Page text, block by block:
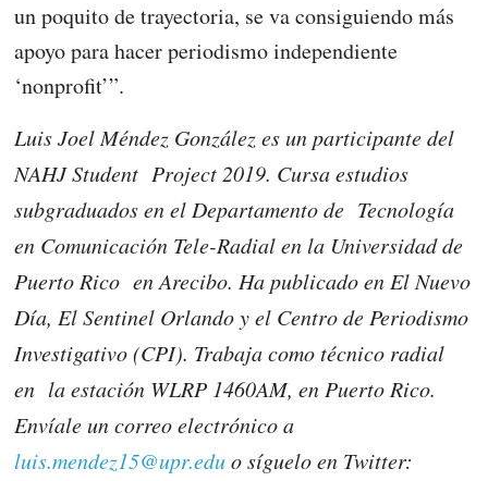
un poquito de trayectoria, se va consiguiendo más
apoyo para hacer periodismo independiente
‘nonprofit’”.
Luis Joel Méndez González es un participante del
NAHJ Student Project 2019. Cursa estudios
subgraduados en el Departamento de Tecnología
en Comunicación Tele-Radial en la Universidad de
Puerto Rico en Arecibo. Ha publicado en El Nuevo
Día, El Sentinel Orlando y el Centro de Periodismo
Investigativo (CPI). Trabaja como técnico radial
en la estación WLRP 1460AM, en Puerto Rico.
Envíale un correo electrónico a
luis.mendez15@upr.eduo síguelo en Twitter: